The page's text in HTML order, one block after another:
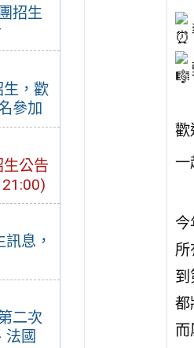
招生
，歡
參加
公告
息，
二次
法國
歡
一
今
所
到
都
而